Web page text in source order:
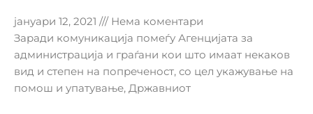
јануари 12, 2021
Нема коментари
Заради комуникација помеѓу Агенцијата за
администрација и граѓани кои што имаат некаков
вид и степен на попреченост, со цел укажување на
помош и упатување, Државниот